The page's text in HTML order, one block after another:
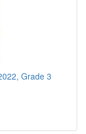
Grade 3